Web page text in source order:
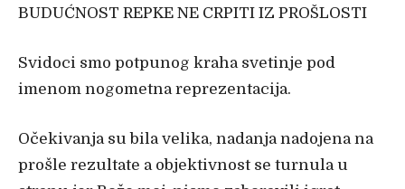
BUDUĆNOST REPKE NE CRPITI IZ PROŠLOSTI
Svidoci smo potpunog kraha svetinje pod
imenom nogometna reprezentacija.
Očekivanja su bila velika, nadanja nadojena na
prošle rezultate a objektivnost se turnula u